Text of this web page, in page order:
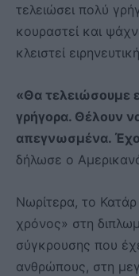
τελειώσει πολύ
κουραστεί και
κλειστεί
«Θα τελειώσουμε
γρήγορα. Θέλουν
απεγνωσμένα.
δήλωσε ο
Νωρίτερα, το
χρόνος» στη
σύγκρουσης που
ανθρώπους, στη